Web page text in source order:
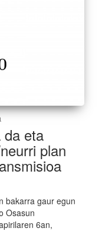
da eta
plan
bakarra gaur egun
Osasun
6an,